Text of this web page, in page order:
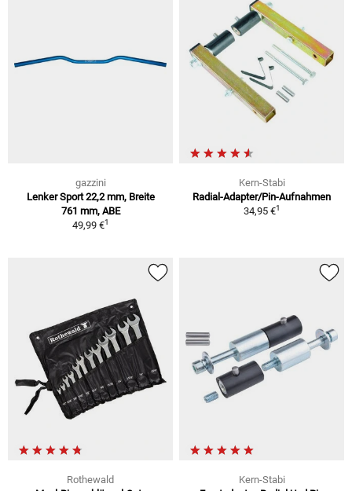
gazzini
Lenker Sport 22,2 mm, Breite
761 mm, ABE
49,99 €1
Kern-Stabi
Radial-Adapter/Pin-Aufnahmen
34,95 €1
Rothewald
Kern-Stabi